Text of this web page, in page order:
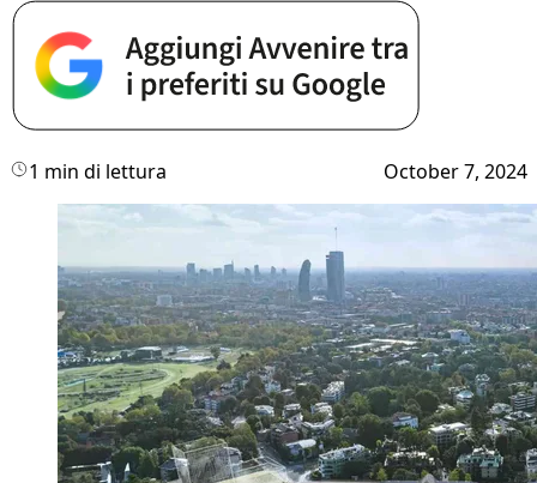
1 min di lettura October 7, 2024